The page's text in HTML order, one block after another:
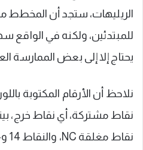
الريليهات، ستجد أن المخطط
للمبتدئين، ولكنه في الواقع
يحتاج إلا إلى بعض الممارسة